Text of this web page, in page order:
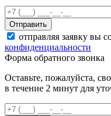
Отправить
отправляя заявку вы
конфиденциальности
Форма обратного звонка
Оставьте, пожалуйста,
в течение 2 минут для